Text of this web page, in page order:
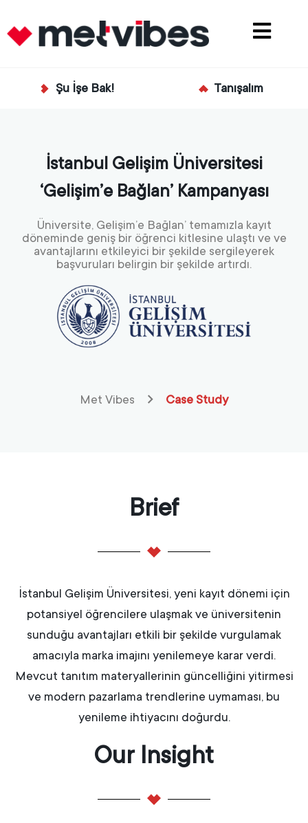
Şu İşe Bak! Tanışalım
İstanbul Gelişim Üniversitesi
‘Gelişim’e Bağlan’ Kampanyası
Üniversite, Gelişim’e Bağlan’ temamızla kayıt
döneminde geniş bir öğrenci kitlesine ulaştı ve ve
avantajlarını etkileyici bir şekilde sergileyerek
başvuruları belirgin bir şekilde artırdı.
Met Vibes Case Study
Brief
İstanbul Gelişim Üniversitesi, yeni kayıt dönemi için
potansiyel öğrencilere ulaşmak ve üniversitenin
sunduğu avantajları etkili bir şekilde vurgulamak
amacıyla marka imajını yenilemeye karar verdi.
Mevcut tanıtım materyallerinin güncelliğini yitirmesi
ve modern pazarlama trendlerine uymaması, bu
yenileme ihtiyacını doğurdu.
Our Insight​